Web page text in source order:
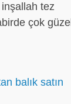
tez
çok güzel
balık satın